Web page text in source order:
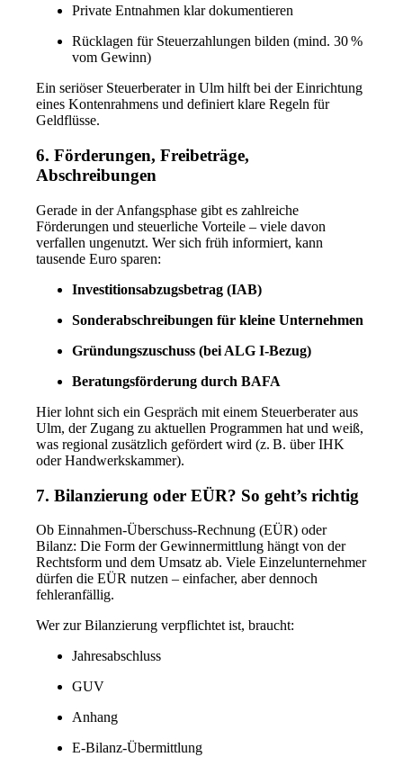
Private Entnahmen klar dokumentieren
Rücklagen für Steuerzahlungen bilden (mind. 30 %
vom Gewinn)
Ein seriöser Steuerberater in Ulm hilft bei der Einrichtung
eines Kontenrahmens und definiert klare Regeln für
Geldflüsse.
6. Förderungen, Freibeträge,
Abschreibungen
Gerade in der Anfangsphase gibt es zahlreiche
Förderungen und steuerliche Vorteile – viele davon
verfallen ungenutzt. Wer sich früh informiert, kann
tausende Euro sparen:
Investitionsabzugsbetrag (IAB)
Sonderabschreibungen für kleine Unternehmen
Gründungszuschuss (bei ALG I-Bezug)
Beratungsförderung durch BAFA
Hier lohnt sich ein Gespräch mit einem Steuerberater aus
Ulm, der Zugang zu aktuellen Programmen hat und weiß,
was regional zusätzlich gefördert wird (z. B. über IHK
oder Handwerkskammer).
7. Bilanzierung oder EÜR? So geht’s richtig
Ob Einnahmen-Überschuss-Rechnung (EÜR) oder
Bilanz: Die Form der Gewinnermittlung hängt von der
Rechtsform und dem Umsatz ab. Viele Einzelunternehmer
dürfen die EÜR nutzen – einfacher, aber dennoch
fehleranfällig.
Wer zur Bilanzierung verpflichtet ist, braucht:
Jahresabschluss
GUV
Anhang
E-Bilanz-Übermittlung